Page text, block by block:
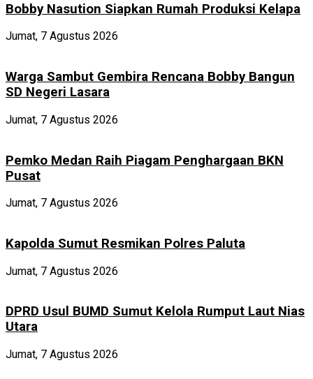
Bobby Nasution Siapkan Rumah Produksi Kelapa
Jumat, 7 Agustus 2026
Warga Sambut Gembira Rencana Bobby Bangun
SD Negeri Lasara
Jumat, 7 Agustus 2026
Pemko Medan Raih Piagam Penghargaan BKN
Pusat
Jumat, 7 Agustus 2026
Kapolda Sumut Resmikan Polres Paluta
Jumat, 7 Agustus 2026
DPRD Usul BUMD Sumut Kelola Rumput Laut Nias
Utara
Jumat, 7 Agustus 2026